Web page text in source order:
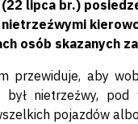
lipca br.)
osób skazanych
przewiduje, aby
nietrzeźwy,
pojazdów